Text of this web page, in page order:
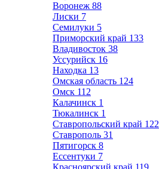
Воронеж 88
Лиски 7
Семилуки 5
Приморский край 133
Владивосток 38
Уссурийск 16
Находка 13
Омская область 124
Омск 112
Калачинск 1
Тюкалинск 1
Ставропольский край 122
Ставрополь 31
Пятигорск 8
Ессентуки 7
Красноярский край 119